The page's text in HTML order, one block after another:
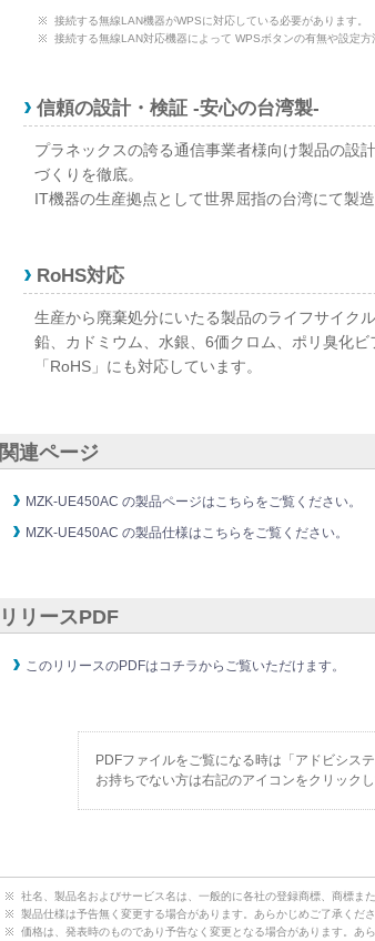
接続する無線LAN機器がWPSに対応している必要があります。
接続する無線LAN対応機器によって WPSボタンの有無や設定方
信頼の設計・検証 -安心の台湾製-
プラネックスの誇る通信事業者様向け製品の設
づくりを徹底。
IT機器の生産拠点として世界屈指の台湾にて製造
RoHS対応
生産から廃棄処分にいたる製品のライフサイク
鉛、カドミウム、水銀、6価クロム、ポリ臭化
「RoHS」にも対応しています。
関連ページ
MZK-UE450AC の製品ページはこちらをご覧ください。
MZK-UE450AC の製品仕様はこちらをご覧ください。
リリースPDF
このリリースのPDFはコチラからご覧いただけます。
PDFファイルをご覧になる時は「アドビシス
お持ちでない方は右記のアイコンをクリック
社名、製品名およびサービス名は、一般的に各社の登録商標、商標ま
製品仕様は予告無く変更する場合があります。あらかじめご了承くださ
価格は、発表時のものであり予告なく変更となる場合があります。あ